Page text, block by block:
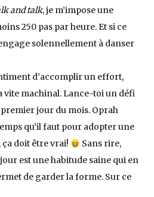
and talk, je m’impose une
250 pas par heure. Et si ce
solennellement à danser
d’accomplir un effort,
vite machinal. Lance-toi un défi
jour du mois. Oprah
qu’il faut pour adopter une
ça doit être vrai!
Sans rire,
est une habitude saine qui en
de garder la forme. Sur ce